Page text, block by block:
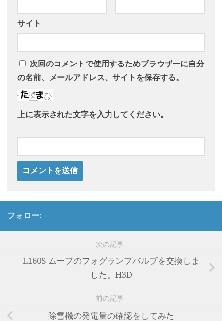
サイト
次回のコメントで使用するためブラウザーに自分
の名前、メールアドレス、サイトを保存する。
上に表示された文字を入力してください。
フォロー:
次の記事
L160S ムーブのフォグランプバルブを交換しま
した。H3D
前の記事
除雪機の発電量の確認をしてみた